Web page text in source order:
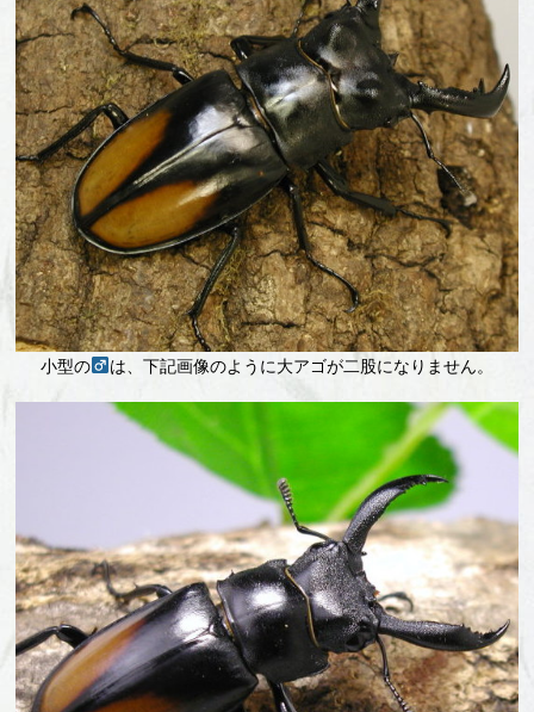
小型の は、下記画像のように大アゴが二股になりません。